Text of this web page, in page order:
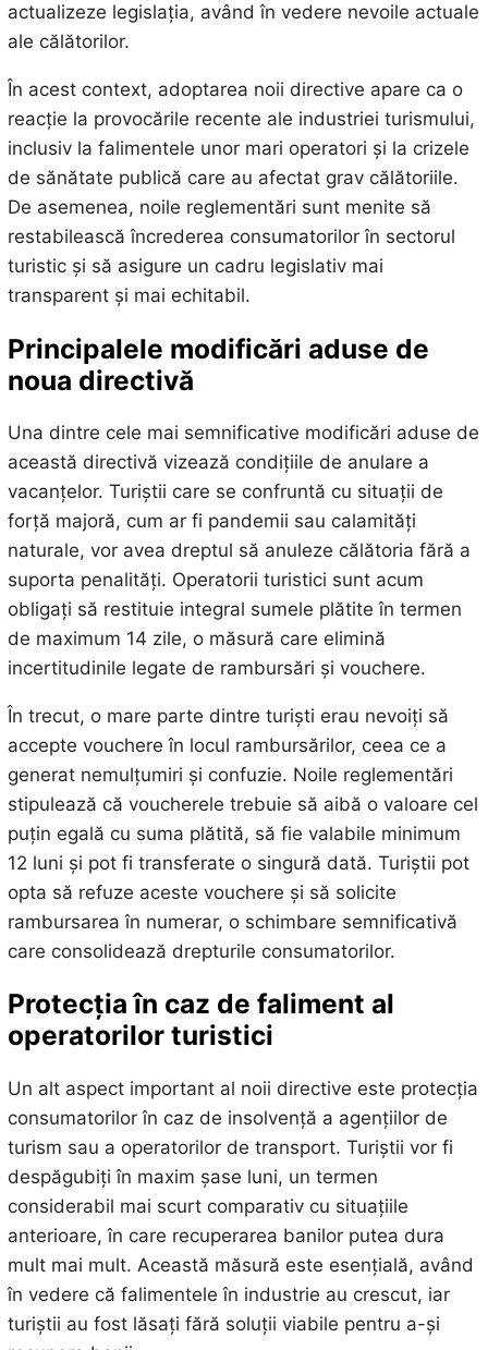
actualizeze legislația, având în vedere nevoile actuale
ale călătorilor.
În acest context, adoptarea noii directive apare ca o
reacție la provocările recente ale industriei turismului,
inclusiv la falimentele unor mari operatori și la crizele
de sănătate publică care au afectat grav călătoriile.
De asemenea, noile reglementări sunt menite să
restabilească încrederea consumatorilor în sectorul
turistic și să asigure un cadru legislativ mai
transparent și mai echitabil.
Principalele modificări aduse de
noua directivă
Una dintre cele mai semnificative modificări aduse de
această directivă vizează condițiile de anulare a
vacanțelor. Turiștii care se confruntă cu situații de
forță majoră, cum ar fi pandemii sau calamități
naturale, vor avea dreptul să anuleze călătoria fără a
suporta penalități. Operatorii turistici sunt acum
obligați să restituie integral sumele plătite în termen
de maximum 14 zile, o măsură care elimină
incertitudinile legate de rambursări și vouchere.
În trecut, o mare parte dintre turiști erau nevoiți să
accepte vouchere în locul rambursărilor, ceea ce a
generat nemulțumiri și confuzie. Noile reglementări
stipulează că voucherele trebuie să aibă o valoare cel
puțin egală cu suma plătită, să fie valabile minimum
12 luni și pot fi transferate o singură dată. Turiștii pot
opta să refuze aceste vouchere și să solicite
rambursarea în numerar, o schimbare semnificativă
care consolidează drepturile consumatorilor.
Protecția în caz de faliment al
operatorilor turistici
Un alt aspect important al noii directive este protecția
consumatorilor în caz de insolvență a agențiilor de
turism sau a operatorilor de transport. Turiștii vor fi
despăgubiți în maxim șase luni, un termen
considerabil mai scurt comparativ cu situațiile
anterioare, în care recuperarea banilor putea dura
mult mai mult. Această măsură este esențială, având
în vedere că falimentele în industrie au crescut, iar
turiștii au fost lăsați fără soluții viabile pentru a-și